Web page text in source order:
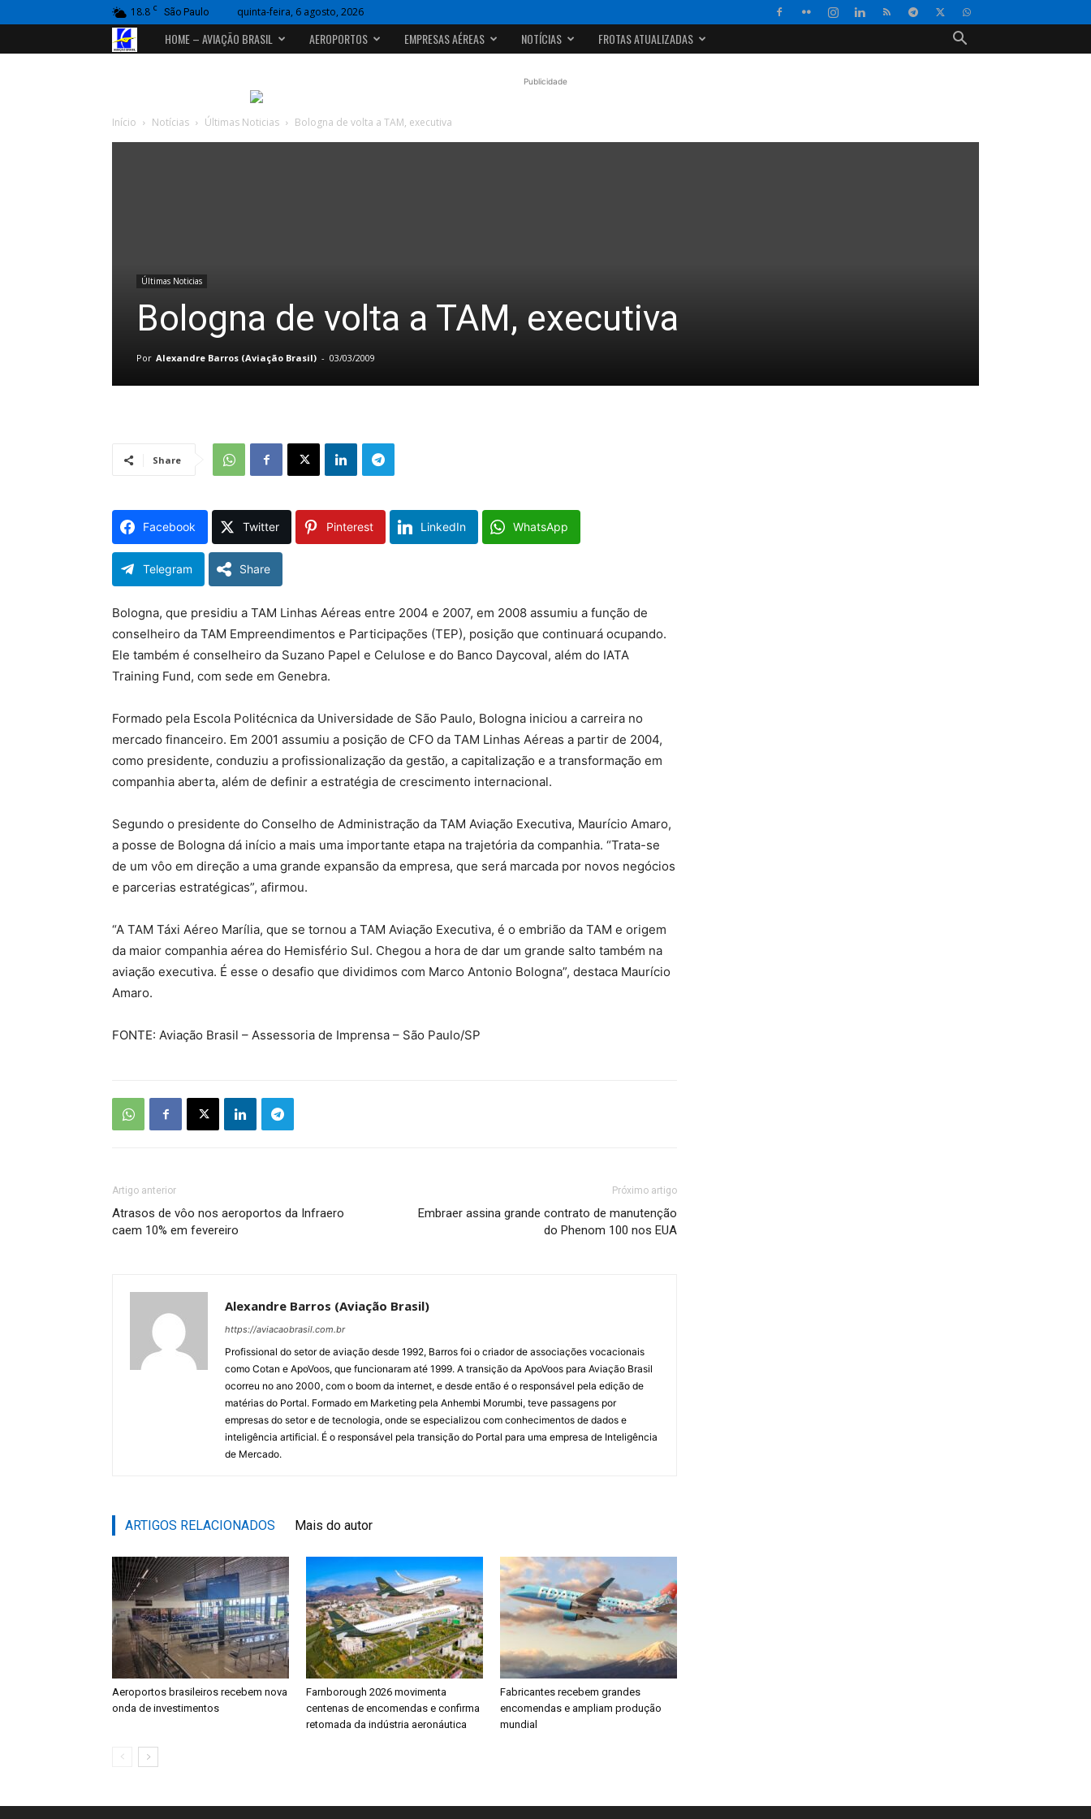
18.8 C São Paulo quinta-feira, 6 agosto, 2026
Portal
HOME – AVIAÇÃO BRASIL AEROPORTOS EMPRESAS AÉREAS NOTÍCIAS FROTAS ATUALIZADAS
Publicidade
Início Notícias Últimas Noticias Bologna de volta a TAM, executiva
Últimas Noticias
Bologna de volta a TAM, executiva
Por Alexandre Barros (Aviação Brasil) - 03/03/2009
Share
Facebook Twitter Pinterest LinkedIn WhatsApp
Telegram Share
Bologna, que presidiu a TAM Linhas Aéreas entre 2004 e 2007, em 2008 assumiu a função de
conselheiro da TAM Empreendimentos e Participações (TEP), posição que continuará ocupando.
Ele também é conselheiro da Suzano Papel e Celulose e do Banco Daycoval, além do IATA
Training Fund, com sede em Genebra.
Formado pela Escola Politécnica da Universidade de São Paulo, Bologna iniciou a carreira no
mercado financeiro. Em 2001 assumiu a posição de CFO da TAM Linhas Aéreas a partir de 2004,
como presidente, conduziu a profissionalização da gestão, a capitalização e a transformação em
companhia aberta, além de definir a estratégia de crescimento internacional.
Segundo o presidente do Conselho de Administração da TAM Aviação Executiva, Maurício Amaro,
a posse de Bologna dá início a mais uma importante etapa na trajetória da companhia. “Trata-se
de um vôo em direção a uma grande expansão da empresa, que será marcada por novos negócios
e parcerias estratégicas”, afirmou.
“A TAM Táxi Aéreo Marília, que se tornou a TAM Aviação Executiva, é o embrião da TAM e origem
da maior companhia aérea do Hemisfério Sul. Chegou a hora de dar um grande salto também na
aviação executiva. É esse o desafio que dividimos com Marco Antonio Bologna”, destaca Maurício
Amaro.
FONTE: Aviação Brasil – Assessoria de Imprensa – São Paulo/SP
Artigo anterior
Atrasos de vôo nos aeroportos da Infraero
caem 10% em fevereiro
Próximo artigo
Embraer assina grande contrato de manutenção
do Phenom 100 nos EUA
Alexandre Barros (Aviação Brasil)
https://aviacaobrasil.com.br
Profissional do setor de aviação desde 1992, Barros foi o criador de associações vocacionais
como Cotan e ApoVoos, que funcionaram até 1999. A transição da ApoVoos para Aviação Brasil
ocorreu no ano 2000, com o boom da internet, e desde então é o responsável pela edição de
matérias do Portal. Formado em Marketing pela Anhembi Morumbi, teve passagens por
empresas do setor e de tecnologia, onde se especializou com conhecimentos de dados e
inteligência artificial. É o responsável pela transição do Portal para uma empresa de Inteligência
de Mercado.
ARTIGOS RELACIONADOS Mais do autor
Aeroportos brasileiros recebem nova
onda de investimentos
Farnborough 2026 movimenta
centenas de encomendas e confirma
retomada da indústria aeronáutica
Fabricantes recebem grandes
encomendas e ampliam produção
mundial